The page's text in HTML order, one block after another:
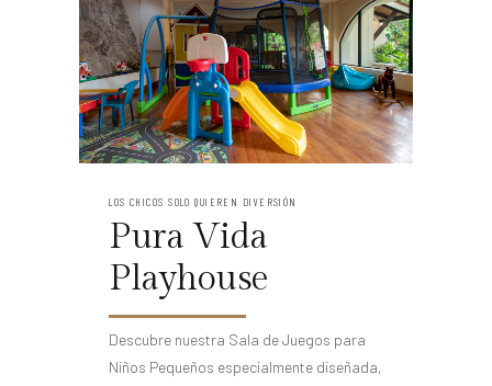
LOS CHICOS SOLO QUIEREN DIVERSIÓN
Pura Vida
Playhouse
Descubre nuestra Sala de Juegos para
Niños Pequeños especialmente diseñada,